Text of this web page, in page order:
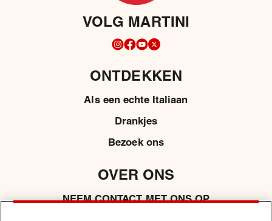
VOLG MARTINI
ONTDEKKEN
Als een echte Italiaan
Drankjes
Bezoek ons
OVER ONS
NEEM CONTACT MET ONS OP